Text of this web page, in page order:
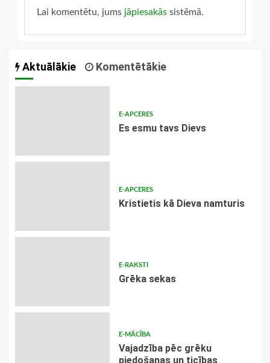
Lai komentētu, jums jāpiesakās sistēmā.
Aktuālākie Komentētākie
E-APCERES
Es esmu tavs Dievs
E-APCERES
Kristietis kā Dieva namturis
E-RAKSTI
Grēka sekas
E-MĀCĪBA
Vajadzība pēc grēku
piedošanas un ticības